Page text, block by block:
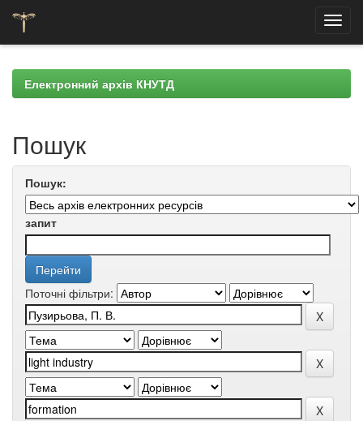
navigationЕлектронний архів КНУТД
Пошук
Пошук:
запит
Поточні фільтри: